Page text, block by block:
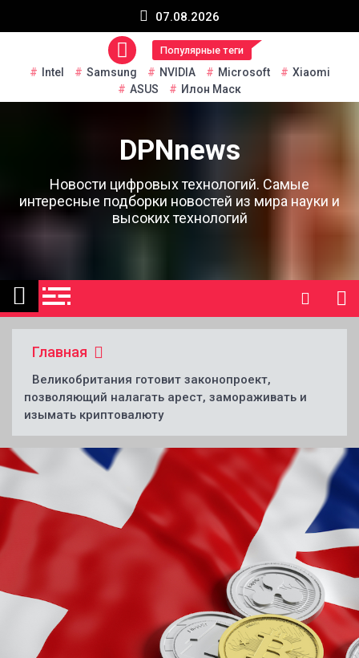
07.08.2026
Популярные теги
Intel Samsung NVIDIA Microsoft
Xiaomi
ASUS
Илон Маск
DPNnews
Новости цифровых технологий. Самые
интересные подборки новостей из мира науки и
высоких технологий
Главная
Великобритания готовит законопроект,
позволяющий налагать арест, замораживать и
изымать криптовалюту